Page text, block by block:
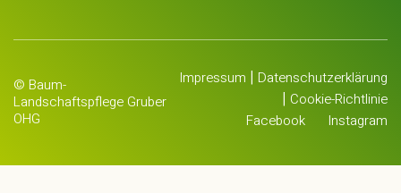
Impressum | Datenschutzerklärung
| Cookie-Richtlinie
Facebook
Instagram
© Baum-
Landschaftspflege Gruber
OHG